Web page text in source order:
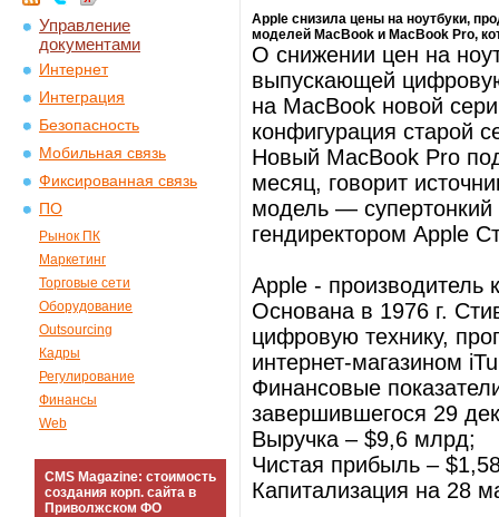
Управление
документами
Интернет
Интеграция
Безопасность
Мобильная связь
Фиксированная связь
ПО
Рынок ПК
Маркетинг
Торговые сети
Оборудование
Outsourcing
Кадры
Регулирование
Финансы
Web
CMS Magazine: стоимость
создания корп. сайта в
Приволжском ФО
Apple снизила цены на ноутбуки,
моделей MacBook и MacBook Pro,
О снижении цен на
выпускающей
на MacBook новой
конфигурация старой
Новый MacBook Pro
месяц, говорит
модель — супертонкий
гендиректором Apple
Apple -
Основана в 1976 г.
цифровую технику,
интернет-магазином
Финансовые
завершившегося 29
Выручка – $9,6 млрд;
Чистая прибыль –
Капитализация на 28